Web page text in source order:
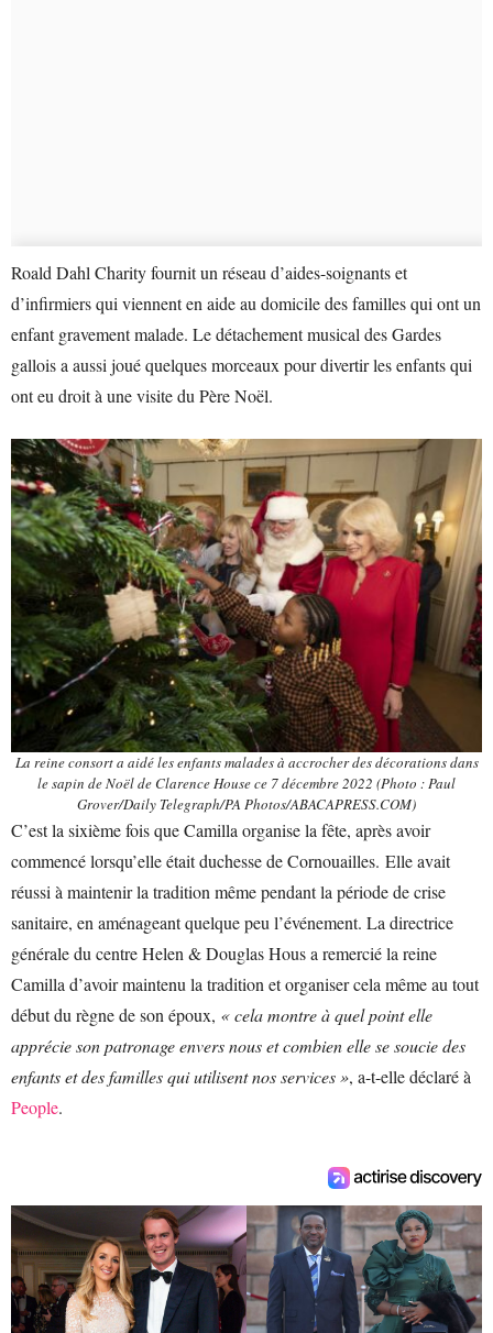
Roald Dahl Charity fournit un réseau d’aides-soignants et
d’infirmiers qui viennent en aide au domicile des familles qui ont un
enfant gravement malade. Le détachement musical des Gardes
gallois a aussi joué quelques morceaux pour divertir les enfants qui
ont eu droit à une visite du Père Noël.
La reine consort a aidé les enfants malades à accrocher des décorations dans
le sapin de Noël de Clarence House ce 7 décembre 2022 (Photo : Paul
Grover/Daily Telegraph/PA Photos/ABACAPRESS.COM)
C’est la sixième fois que Camilla organise la fête, après avoir
commencé lorsqu’elle était duchesse de Cornouailles. Elle avait
réussi à maintenir la tradition même pendant la période de crise
sanitaire, en aménageant quelque peu l’événement. La directrice
générale du centre Helen & Douglas Hous a remercié la reine
Camilla d’avoir maintenu la tradition et organiser cela même au tout
début du règne de son époux, « cela montre à quel point elle
apprécie son patronage envers nous et combien elle se soucie des
enfants et des familles qui utilisent nos services », a-t-elle déclaré à
People.